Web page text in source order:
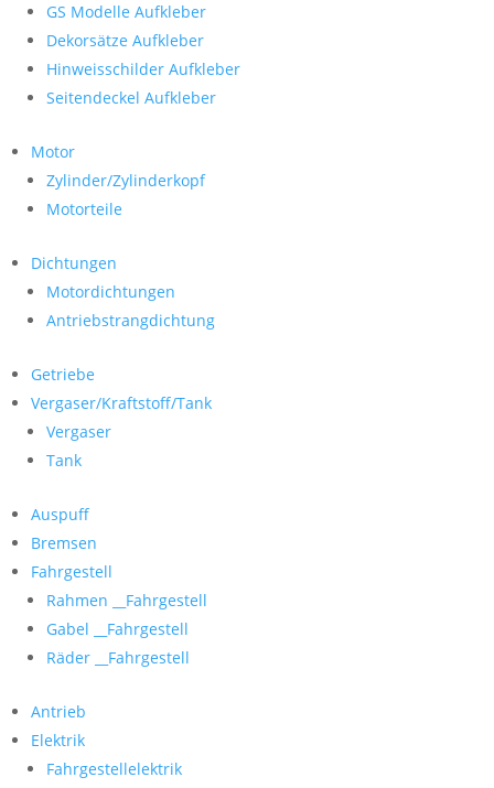
GS Modelle Aufkleber
Dekorsätze Aufkleber
Hinweisschilder Aufkleber
Seitendeckel Aufkleber
Motor
Zylinder/Zylinderkopf
Motorteile
Dichtungen
Motordichtungen
Antriebstrangdichtung
Getriebe
Vergaser/Kraftstoff/Tank
Vergaser
Tank
Auspuff
Bremsen
Fahrgestell
Rahmen __Fahrgestell
Gabel __Fahrgestell
Räder __Fahrgestell
Antrieb
Elektrik
Fahrgestellelektrik